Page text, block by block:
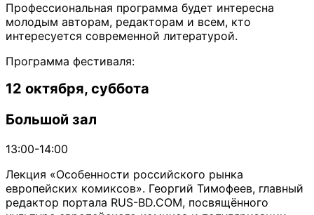
Профессиональная программа будет интересна
молодым авторам, редакторам и всем, кто
интересуется современной литературой.
Программа фестиваля:
12 октября, суббота
Большой зал
13:00-14:00
Лекция «Особенности российского рынка
европейских комиксов». Георгий Тимофеев, главный
редактор портала RUS-BD.COM, посвящённого